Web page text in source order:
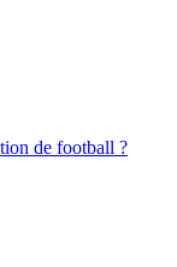
de football ?